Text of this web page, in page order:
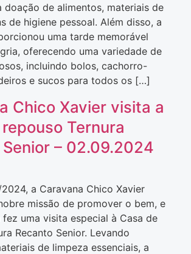
doação de alimentos, materiais de
de higiene pessoal. Além disso, a
uma tarde memorável
oferecendo uma variedade de
incluindo bolos, cachorro-
e sucos para todos os […]
Chico Xavier visita a
Ternura
– 02.09.2024
a Caravana Chico Xavier
missão de promover o bem, e
fez uma visita especial à Casa de
Recanto Senior. Levando
de limpeza essenciais, a